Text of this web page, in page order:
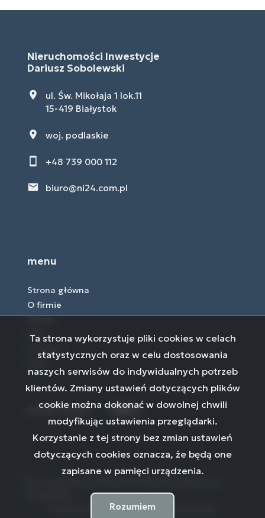
Nieruchomości Inwestycje
Dariusz Sobolewski
ul. Św. Mikołaja 1 lok.11
15-419 Białystok
woj. podlaskie
+48 739 000 112
biuro@ni24.com.pl
menu
Strona główna
O firmie
Oferty
Blog
Kontakt
social media Facebook
Facebook
Facebook
Program dla biur nieruchomości
Ta strona wykorzystuje pliki cookies w celach
statystycznych oraz w celu dostosowania
naszych serwisów do indywidualnych potrzeb
klientów. Zmiany ustawień dotyczących plików
cookie można dokonać w dowolnej chwili
modyfikując ustawienia przeglądarki.
Korzystanie z tej strony bez zmian ustawień
dotyczących cookies oznacza, że będą one
zapisane w pamięci urządzenia.
Rozumiem